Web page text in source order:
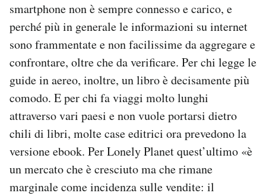
smartphone non è sempre connesso e carico, e
perché più in generale le informazioni su internet
sono frammentate e non facilissime da aggregare e
confrontare, oltre che da verificare. Per chi legge le
guide in aereo, inoltre, un libro è decisamente più
comodo. E per chi fa viaggi molto lunghi
attraverso vari paesi e non vuole portarsi dietro
chili di libri, molte case editrici ora prevedono la
versione ebook. Per Lonely Planet quest’ultimo «è
un mercato che è cresciuto ma che rimane
marginale come incidenza sulle vendite: il